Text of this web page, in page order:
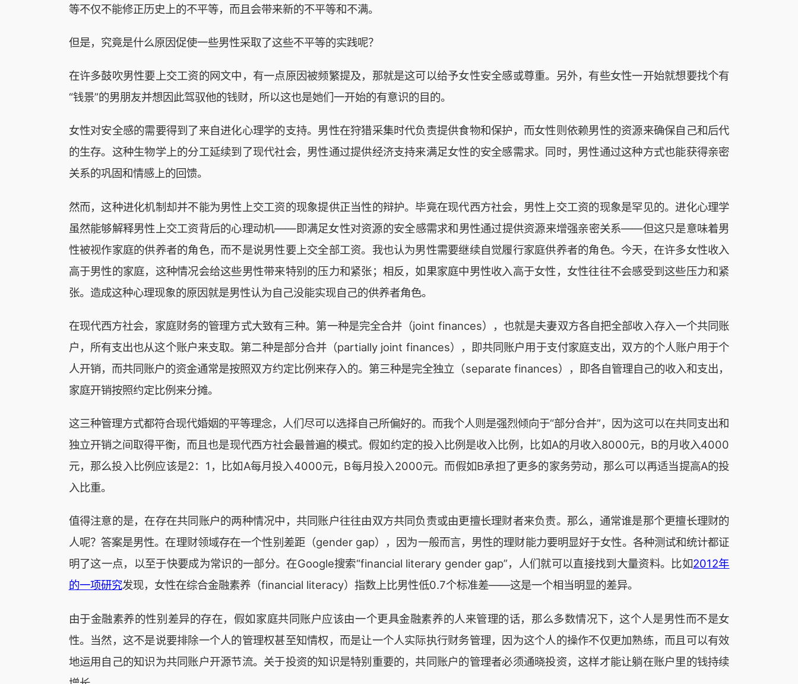
等不仅不能修正历史上的不平等，而且会带来新的不平等和不满。
但是，究竟是什么原因促使一些男性采取了这些不平等的实践呢？
在许多鼓吹男性要上交工资的网文中，有一点原因被频繁提及，那就是这可以给予女性安全感或尊重。另外，有些女性一开始就想要找个有
“钱景”的男朋友并想因此驾驭他的钱财，所以这也是她们一开始的有意识的目的。
女性对安全感的需要得到了来自进化心理学的支持。男性在狩猎采集时代负责提供食物和保护，而女性则依赖男性的资源来确保自己和后代
的生存。这种生物学上的分工延续到了现代社会，男性通过提供经济支持来满足女性的安全感需求。同时，男性通过这种方式也能获得亲密
关系的巩固和情感上的回馈。
然而，这种进化机制却并不能为男性上交工资的现象提供正当性的辩护。毕竟在现代西方社会，男性上交工资的现象是罕见的。进化心理学
虽然能够解释男性上交工资背后的心理动机——即满足女性对资源的安全感需求和男性通过提供资源来增强亲密关系——但这只是意味着男
性被视作家庭的供养者的角色，而不是说男性要上交全部工资。我也认为男性需要继续自觉履行家庭供养者的角色。今天，在许多女性收入
高于男性的家庭，这种情况会给这些男性带来特别的压力和紧张；相反，如果家庭中男性收入高于女性，女性往往不会感受到这些压力和紧
张。造成这种心理现象的原因就是男性认为自己没能实现自己的供养者角色。
在现代西方社会，家庭财务的管理方式大致有三种。第一种是完全合并（joint finances），也就是夫妻双方各自把全部收入存入一个共同账
户，所有支出也从这个账户来支取。第二种是部分合并（partially joint finances），即共同账户用于支付家庭支出，双方的个人账户用于个
人开销，而共同账户的资金通常是按照双方约定比例来存入的。第三种是完全独立（separate finances），即各自管理自己的收入和支出，
家庭开销按照约定比例来分摊。
这三种管理方式都符合现代婚姻的平等理念，人们尽可以选择自己所偏好的。而我个人则是强烈倾向于“部分合并”，因为这可以在共同支出和
独立开销之间取得平衡，而且也是现代西方社会最普遍的模式。假如约定的投入比例是收入比例，比如A的月收入8000元，B的月收入4000
元，那么投入比例应该是2：1，比如A每月投入4000元，B每月投入2000元。而假如B承担了更多的家务劳动，那么可以再适当提高A的投
入比重。
值得注意的是，在存在共同账户的两种情况中，共同账户往往由双方共同负责或由更擅长理财者来负责。那么，通常谁是那个更擅长理财的
人呢？答案是男性。在理财领域存在一个性别差距（gender gap），因为一般而言，男性的理财能力要明显好于女性。各种测试和统计都证
明了这一点，以至于快要成为常识的一部分。在Google搜索“financial literary gender gap”，人们就可以直接找到大量资料。比如2012年
的一项研究发现，女性在综合金融素养（financial literacy）指数上比男性低0.7个标准差——这是一个相当明显的差异。
由于金融素养的性别差异的存在，假如家庭共同账户应该由一个更具金融素养的人来管理的话，那么多数情况下，这个人是男性而不是女
性。当然，这不是说要排除一个人的管理权甚至知情权，而是让一个人实际执行财务管理，因为这个人的操作不仅更加熟练，而且可以有效
地运用自己的知识为共同账户开源节流。关于投资的知识是特别重要的，共同账户的管理者必须通晓投资，这样才能让躺在账户里的钱持续